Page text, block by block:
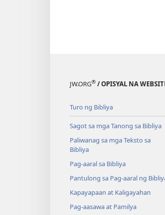
JW.ORG® / OPISYAL NA
Turo ng Bibliya
Sagot sa mga Tanong sa Bibliya
Paliwanag sa mga Teksto sa
Bibliya
Pag-aaral sa Bibliya
Pantulong sa Pag-aaral ng
Kapayapaan at Kaligayahan
Pag-aasawa at Pamilya